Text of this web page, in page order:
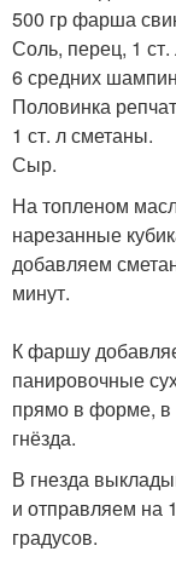
500 гр фарша
Соль, перец, 1
6 средних
Половинка
1 ст. л сметаны.
Сыр.
На топленом
нарезанные
добавляем
минут.
К фаршу
панировочные
прямо в форме, в
гнёзда.
В гнезда
и отправляем на
градусов.